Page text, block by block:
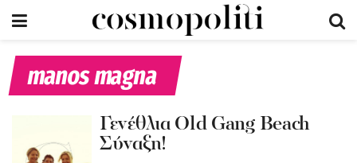
manos magna
Γενέθλια Old Gang Beach
Σύναξη!